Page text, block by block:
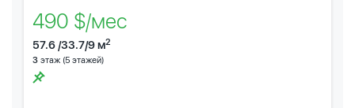
490 $/мес
57.6 /33.7/9 м2
3 этаж (5 этажей)